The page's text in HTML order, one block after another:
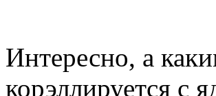
Интересно, а
корэллируется с